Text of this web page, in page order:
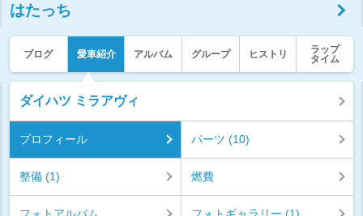
はたっち
ブログ 愛車紹介 アルバム グループ ヒストリ
ラップ
タイム
ダイハツ ミラアヴィ
プロフィール パーツ (10)
整備 (1) 燃費
フォトアルバム フォトギャラリー (1)